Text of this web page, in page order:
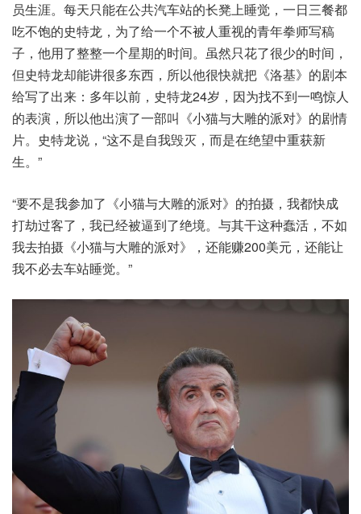
员生涯。每天只能在公共汽车站的长凳上睡觉，一日三餐都
吃不饱的史特龙，为了给一个不被人重视的青年拳师写稿
子，他用了整整一个星期的时间。虽然只花了很少的时间，
但史特龙却能讲很多东西，所以他很快就把《洛基》的剧本
给写了出来：多年以前，史特龙24岁，因为找不到一鸣惊人
的表演，所以他出演了一部叫《小猫与大雕的派对》的剧情
片。史特龙说，“这不是自我毁灭，而是在绝望中重获新
生。”
“要不是我参加了《小猫与大雕的派对》的拍摄，我都快成
打劫过客了，我已经被逼到了绝境。与其干这种蠢活，不如
我去拍摄《小猫与大雕的派对》，还能赚200美元，还能让
我不必去车站睡觉。”